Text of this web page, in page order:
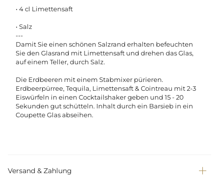
• 4 cl Limettensaft
• Salz
---
Damit Sie einen schönen Salzrand erhalten befeuchten
Sie den Glasrand mit Limettensaft und drehen das Glas,
auf einem Teller, durch Salz.
Die Erdbeeren mit einem Stabmixer pürieren.
Erdbeerpürree, Tequila, Limettensaft & Cointreau mit 2-3
Eiswürfeln in einen Cocktailshaker geben und 15 - 20
Sekunden gut schütteln. Inhalt durch ein Barsieb in ein
Coupette Glas abseihen.
Versand & Zahlung